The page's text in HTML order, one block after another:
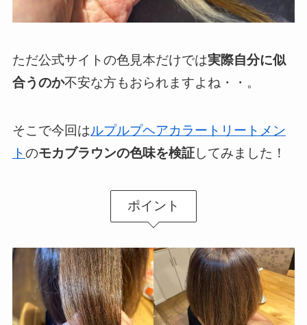
ただ公式サイトの色見本だけでは実際自分に似
合うのか不安な方もおられますよね・・。
そこで今回はルプルプヘアカラートリートメン
トのモカブラウンの色味を検証してみました！
ポイント